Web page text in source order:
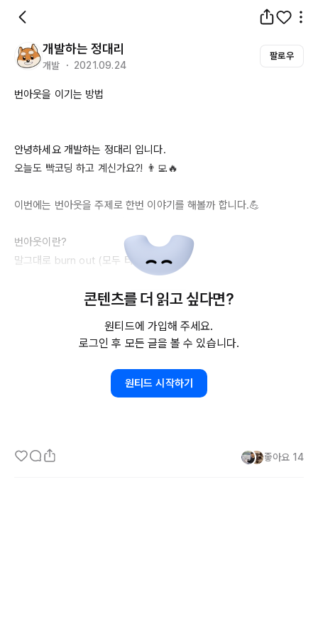
개발하는 정대리
개발 ・ 2021.09.24
팔로우
번아웃을 이기는 방법
안녕하세요 개발하는 정대리 입니다.
오늘도 빡코딩 하고 계신가요?! 👨‍💻🔥
이번에는 번아웃을 주제로 한번 이야기를 해볼까 합니다.💪
번아웃이란?
말그대로 burn out (모두 타버리다)
즉 에너지를 모두 써서 힘이 없는 상태를 말합니다.
개발직군은 아무래도 업무 스트레스를 많이 받아 쉽게 번아웃에 노출
1. 컴퓨터를 켜기 싫다
콘텐츠를 더 읽고 싶다면?
원티드에 가입해 주세요.
로그인 후 모든 글을 볼 수 있습니다.
원티드 시작하기
좋아요 14